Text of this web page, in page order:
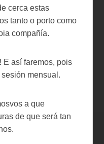
cerca estas
tanto o porto como
compañía.
E así faremos, pois
mensual.
a que
de que será tan